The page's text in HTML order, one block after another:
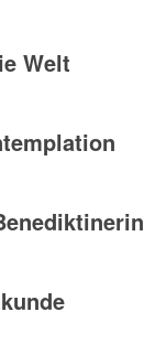
Welt